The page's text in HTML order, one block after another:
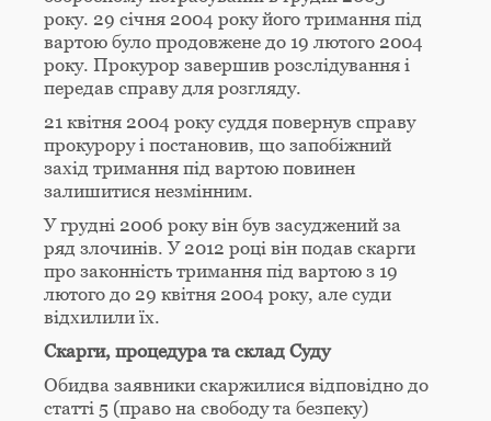
року. 29 січня 2004 року його тримання під
вартою було продовжене до 19 лютого 2004
року. Прокурор завершив розслідування і
передав справу для розгляду.
21 квітня 2004 року суддя повернув справу
прокурору і постановив, що запобіжний
захід тримання під вартою повинен
залишитися незмінним.
У грудні 2006 року він був засуджений за
ряд злочинів. У 2012 році він подав скарги
про законність тримання під вартою з 19
лютого до 29 квітня 2004 року, але суди
відхилили їх.
Скарги, процедура та склад Суду
Обидва заявники скаржилися відповідно до
статті 5 (право на свободу та безпеку)